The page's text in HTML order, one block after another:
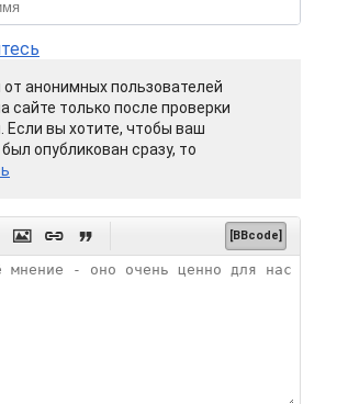
анонимных пользователей
сайте только после проверки
Если вы хотите, чтобы ваш
опубликован сразу, то
   [BBcode]